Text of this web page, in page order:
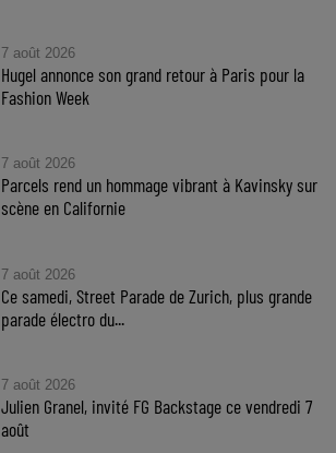
7 août 2026
Hugel annonce son grand retour à Paris pour la
Fashion Week
7 août 2026
Parcels rend un hommage vibrant à Kavinsky sur
scène en Californie
7 août 2026
Ce samedi, Street Parade de Zurich, plus grande
parade électro du...
7 août 2026
Julien Granel, invité FG Backstage ce vendredi 7
août